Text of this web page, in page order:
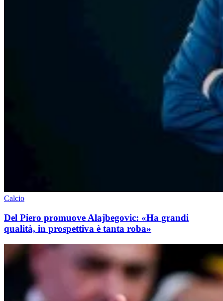
Calcio
Del Piero promuove Alajbegovic: «Ha grandi
qualità, in prospettiva è tanta roba»